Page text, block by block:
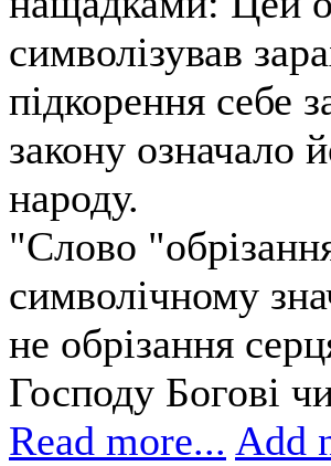
символізував
підкорення себе
закону означало
народу.
"Слово
символічному
не обрізання
Господу Богові
Read more... Add